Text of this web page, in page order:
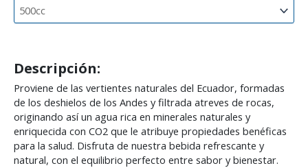
Descripción:
Proviene de las vertientes naturales del Ecuador, formadas
de los deshielos de los Andes y filtrada atreves de rocas,
originando así un agua rica en minerales naturales y
enriquecida con CO2 que le atribuye propiedades benéficas
para la salud. Disfruta de nuestra bebida refrescante y
natural, con el equilibrio perfecto entre sabor y bienestar.